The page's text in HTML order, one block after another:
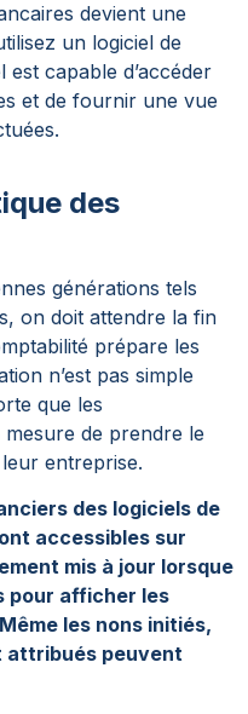
devient une
un logiciel de
capable d’accéder
et de fournir une vue
des
générations tels
on doit attendre la fin
prépare les
n’est pas simple
que les
de prendre le
entreprise.
des logiciels de
accessibles sur
mis à jour lorsque
pour afficher les
les nons initiés,
attribués peuvent